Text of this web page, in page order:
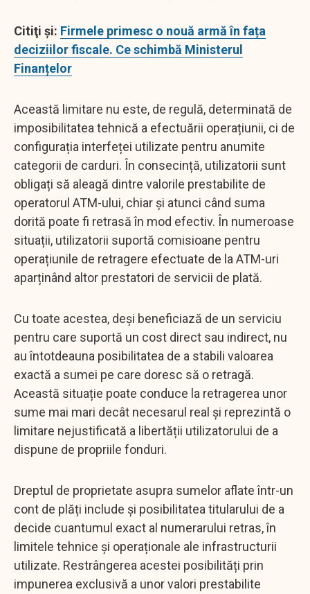
Citiţi şi: Firmele primesc o nouă armă în fața
deciziilor fiscale. Ce schimbă Ministerul
Finanțelor
Această limitare nu este, de regulă, determinată de
imposibilitatea tehnică a efectuării operațiunii, ci de
configurația interfeței utilizate pentru anumite
categorii de carduri. În consecință, utilizatorii sunt
obligați să aleagă dintre valorile prestabilite de
operatorul ATM-ului, chiar și atunci când suma
dorită poate fi retrasă în mod efectiv. În numeroase
situații, utilizatorii suportă comisioane pentru
operațiunile de retragere efectuate de la ATM-uri
aparținând altor prestatori de servicii de plată.
Cu toate acestea, deși beneficiază de un serviciu
pentru care suportă un cost direct sau indirect, nu
au întotdeauna posibilitatea de a stabili valoarea
exactă a sumei pe care doresc să o retragă.
Această situație poate conduce la retragerea unor
sume mai mari decât necesarul real și reprezintă o
limitare nejustificată a libertății utilizatorului de a
dispune de propriile fonduri.
Dreptul de proprietate asupra sumelor aflate într-un
cont de plăți include și posibilitatea titularului de a
decide cuantumul exact al numerarului retras, în
limitele tehnice și operaționale ale infrastructurii
utilizate. Restrângerea acestei posibilități prin
impunerea exclusivă a unor valori prestabilite